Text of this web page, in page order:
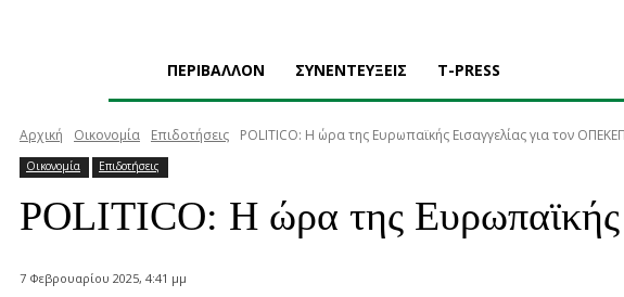
ΠΕΡΙΒΑΛΛΟΝ ΣΥΝΕΝΤΕΥΞΕΙΣ T-PRESS
Αρχική Οικονομία Επιδοτήσεις POLITICO: H ώρα της Ευρωπαϊκής Εισαγγελίας για τον
Οικονομία Επιδοτήσεις
POLITICO: H ώρα της
7 Φεβρουαρίου 2025, 4:41 μμ